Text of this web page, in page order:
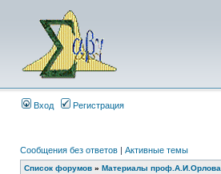
Вход Регистрация
Сообщения без ответов | Активные темы
Список форумов » Материалы проф.А.И.Орлова